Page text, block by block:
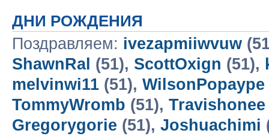
ДНИ РОЖДЕНИЯ
Поздравляем: ivezapmiiwvuw
ShawnRal (51), ScottOxign (51),
melvinwi11 (51), WilsonPopaype
TommyWromb (51), Travishonee
Gregorygorie (51), Joshuachimi